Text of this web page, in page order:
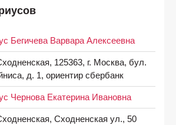
Бегичева Варвара Алексеевна
125363, г. Москва, бул.
д. 1, ориентир сбербанк
Чернова Екатерина Ивановна
Сходненская ул., 50